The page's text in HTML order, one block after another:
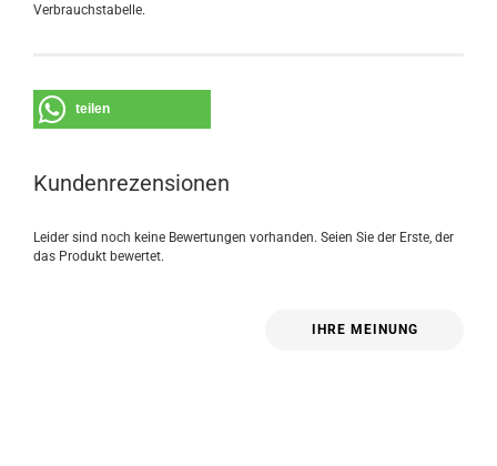
Verbrauchstabelle.
teilen
Kundenrezensionen
Leider sind noch keine Bewertungen vorhanden. Seien Sie der Erste, der
das Produkt bewertet.
IHRE MEINUNG